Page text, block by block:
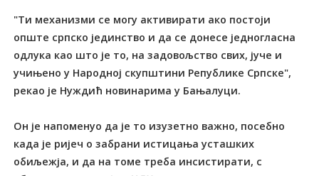
"Tи механизми се могу активирати ако постоји
опште српско јединство и да се донесе једногласна
одлука као што је то, на задовољство свих, јуче и
учињено у Народној скупштини Републике Српске",
рекао је Нуждић новинарима у Бањалуци.
Он је напоменуо да је то изузетно важно, посебно
када је ријеч о забрани истицања усташких
обиљежја, и да на томе треба инсистирати, с